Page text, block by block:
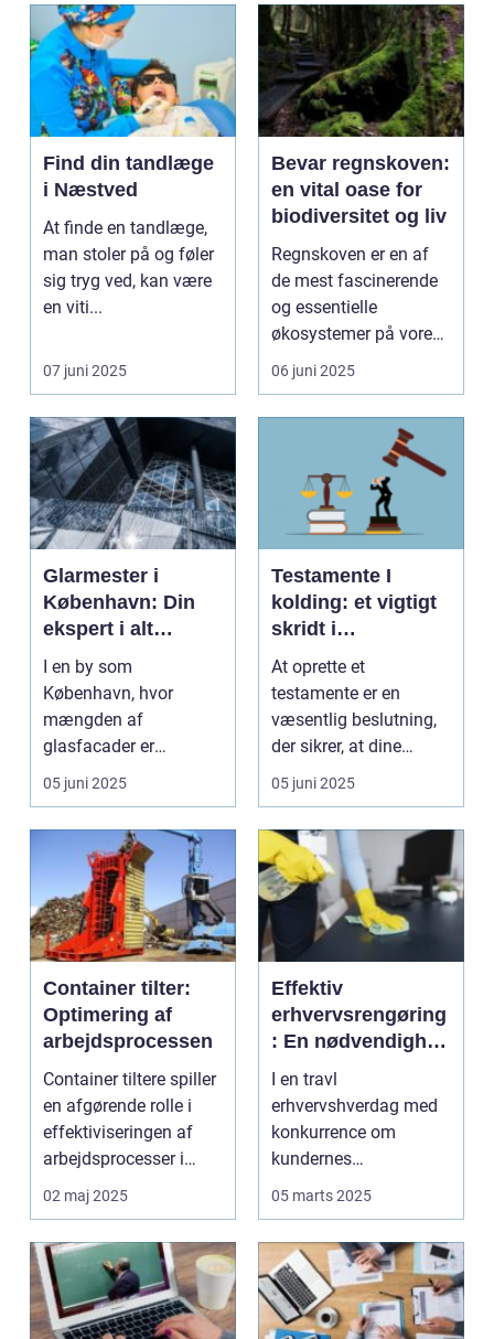
Find din tandlæge
i Næstved
At finde en tandlæge,
man stoler på og føler
sig tryg ved, kan være
en viti...
07 juni 2025
Bevar regnskoven:
en vital oase for
biodiversitet og liv
Regnskoven er en af
de mest fascinerende
og essentielle
økosystemer på vores
planet. Di...
06 juni 2025
Glarmester i
København: Din
ekspert i alt
glasarbejde
I en by som
København, hvor
mængden af
glasfacader er
voksende, spiller
glarmestre en u...
05 juni 2025
Testamente I
kolding: et vigtigt
skridt i
livsplanlægningen
At oprette et
testamente er en
væsentlig beslutning,
der sikrer, at dine
ønsker bliver ...
05 juni 2025
Container tilter:
Optimering af
arbejdsprocessen
Container tiltere spiller
en afgørende rolle i
effektiviseringen af
arbejdsprocesser i
genind...
02 maj 2025
Effektiv
erhvervsrengøring
: En nødvendighed
i det moderne
erhvervsliv
I en travl
erhvervshverdag med
konkurrence om
kundernes
opmærksomhed og
tilfred...
05 marts 2025